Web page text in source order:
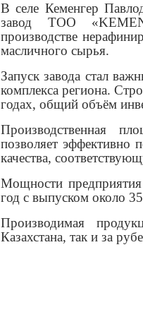
В селе Кеменгер
завод ТОО
производстве
масличного сырья.
Запуск завода стал
комплекса региона.
годах, общий объём
Производственная
позволяет эффективно
качества,
Мощности
год с выпуском около
Производимая
Казахстана, так и за